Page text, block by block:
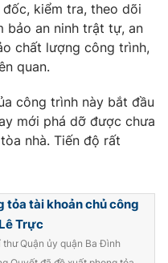
kiểm tra, theo dõi
bảo an ninh trật tự, an
chất lượng công trình,
quan.
công trình này bắt đầu
mới phá dỡ được chưa
nhà. Tiến độ rất
tỏa tài khoản chủ công
Trực
thư Quận ủy quận Ba Đình